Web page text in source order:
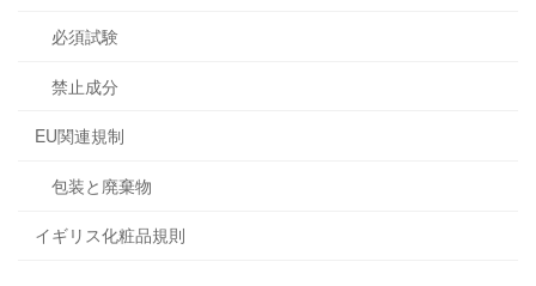
必須試験
禁止成分
EU関連規制
包装と廃棄物
イギリス化粧品規則